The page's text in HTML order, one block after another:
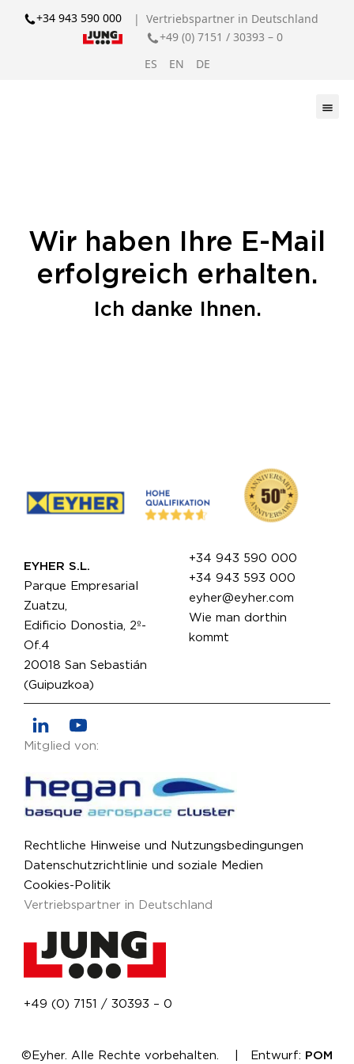
+34 943 590 000
| Vertriebspartner in Deutschland
+49 (0) 7151 / 30393 – 0
ES
EN DE
Wir haben Ihre E-Mail
erfolgreich erhalten.
Ich danke Ihnen.
EYHER S.L.
Parque Empresarial
Zuatzu,
Edificio Donostia, 2º-
Of.4
20018 San Sebastián
(Guipuzkoa)
+34 943 590 000
+34 943 593 000
eyher@eyher.com
Wie man dorthin
kommt
Mitglied von:
Rechtliche Hinweise und Nutzungsbedingungen
Datenschutzrichtlinie und soziale Medien
Cookies-Politik
Vertriebspartner in Deutschland
+49 (0) 7151 / 30393 – 0
©Eyher. Alle Rechte vorbehalten. | Entwurf: POM